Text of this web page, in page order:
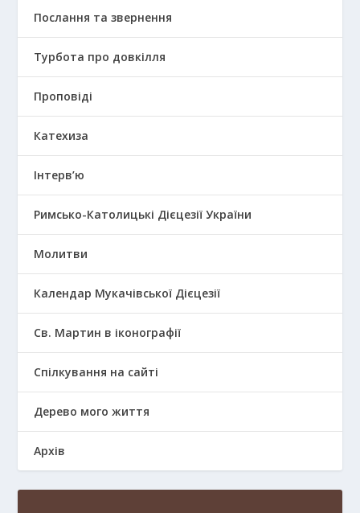
Послання та звернення
Турбота про довкілля
Проповіді
Катехиза
Інтерв’ю
Римсько-Католицькі Дієцезії України
Молитви
Календар Мукачівської Дієцезії
Св. Мартин в іконографії
Спілкування на сайті
Дерево мого життя
Архів